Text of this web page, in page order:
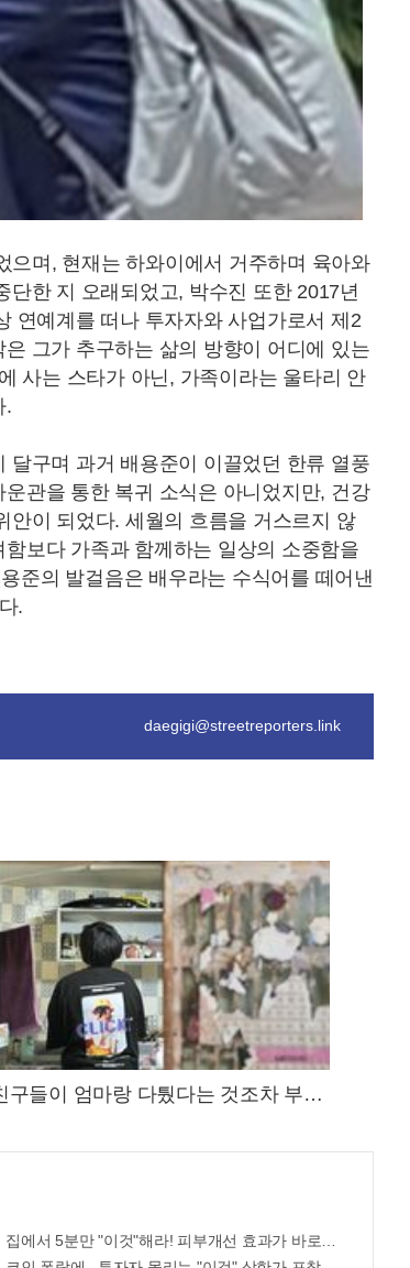
으며, 현재는 하와이에서 거주하며 육아와
한 지 오래되었고, 박수진 또한 2017년
연예계를 떠나 투자자와 사업가로서 제2
그가 추구하는 삶의 방향이 어디에 있는
사는 스타가 아닌, 가족이라는 울타리 안
.
달구며 과거 배용준이 이끌었던 한류 열풍
관을 통한 복귀 소식은 아니었지만, 건강
이 되었다. 세월의 흐름을 거스르지 않
보다 가족과 함께하는 일상의 소중함을
준의 발걸음은 배우라는 수식어를 떼어낸
.
daegigi@streetreporters.link
구들이 엄마랑 다퉜다는 것조차 부러
집에서 5분만 "이것"해라! 피부개선 효과가 바로 나타난다!!